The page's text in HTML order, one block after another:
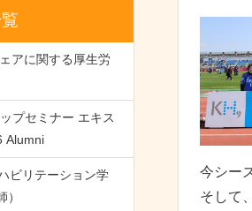
アに関する厚生労
プセミナー エキス
Alumni
ビリテーション学
今シー
そして